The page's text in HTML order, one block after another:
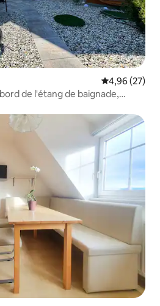
Évaluation
4,96 (27)
de l'étang de baignade,